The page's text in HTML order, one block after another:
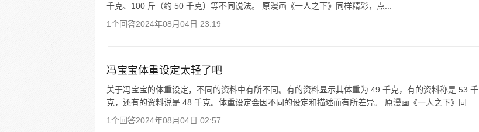
千克、100 斤（约 50 千克）等不同说法。 原漫画《一人之下》同样精彩，点...
1个回答2024年08月04日 23:19
冯宝宝体重设定太轻了吧
关于冯宝宝的体重设定，不同的资料中有所不同。有的资料显示其体重为 49 千克，有的资料称是 53 千
克，还有的资料说是 48 千克。体重设定会因不同的设定和描述而有所差异。 原漫画《一人之下》同...
1个回答2024年08月04日 02:57